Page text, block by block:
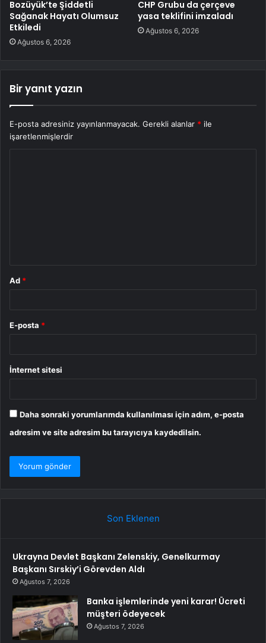
Bozüyük’te Şiddetli
Sağanak Hayatı Olumsuz
Etkiledi
Ağustos 6, 2026
CHP Grubu da çerçeve
yasa teklifini imzaladı
Ağustos 6, 2026
Bir yanıt yazın
E-posta adresiniz yayınlanmayacak. Gerekli alanlar * ile
işaretlenmişlerdir
Ad *
E-posta *
İnternet sitesi
Daha sonraki yorumlarımda kullanılması için adım, e-posta
adresim ve site adresim bu tarayıcıya kaydedilsin.
Son Eklenen
Ukrayna Devlet Başkanı Zelenskiy, Genelkurmay
Başkanı Sırskiy’i Görevden Aldı
Ağustos 7, 2026
Banka işlemlerinde yeni karar! Ücreti
müşteri ödeyecek
Ağustos 7, 2026